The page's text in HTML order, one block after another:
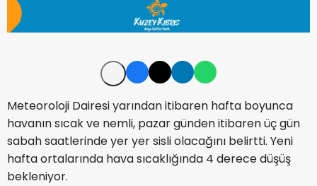
Meteoroloji Dairesi yarından itibaren hafta boyunca
havanın sıcak ve nemli, pazar günden itibaren üç gün
sabah saatlerinde yer yer sisli olacağını belirtti. Yeni
hafta ortalarında hava sıcaklığında 4 derece düşüş
bekleniyor.